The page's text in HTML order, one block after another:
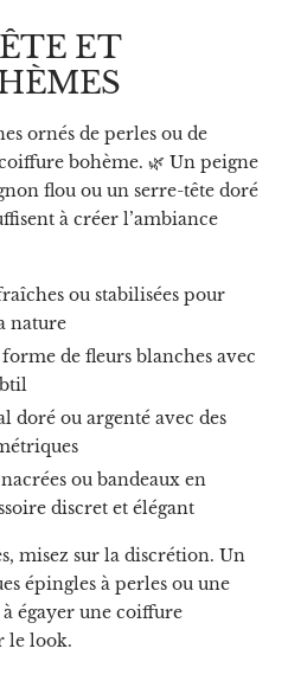
ET
ornés de perles ou de
bohème. 🌿 Un peigne
flou ou un serre-tête doré
à créer l’ambiance
ou stabilisées pour
nature
de fleurs blanches avec
doré ou argenté avec des
ou bandeaux en
discret et élégant
misez sur la discrétion. Un
épingles à perles ou une
égayer une coiffure
le look.